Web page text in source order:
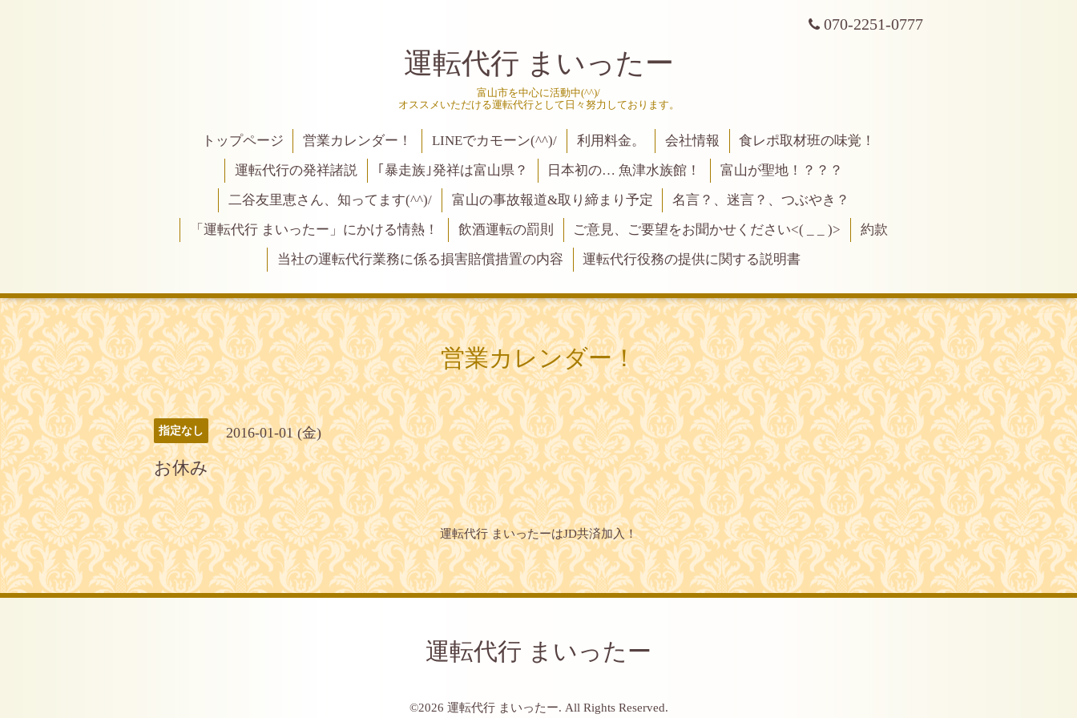
070-2251-0777
運転代行 まいったー
富山市を中心に活動中(^^)/
オススメいただける運転代行として日々努力しております。
トップページ 営業カレンダー！ LINEでカモーン(^^)/ 利用料金。 会社情報
食レポ取材班の味覚！
運転代行の発祥諸説
｢暴走族｣発祥は富山県？ 日本初の… 魚津水族館！
富山が聖地！？？？
二谷友里恵さん、知ってます(^^)/
富山の事故報道&取り締まり予定
名言？、迷言？、つぶやき？
「運転代行 まいったー」にかける情熱！
飲酒運転の罰則 ご意見、ご要望をお聞かせください<( _ _ )>
約款
当社の運転代行業務に係る損害賠償措置の内容
運転代行役務の提供に関する説明書
営業カレンダー！
指定なし 2016-01-01 (金)
お休み
運転代行 まいったーはJD共済加入！
運転代行 まいったー
©2026 運転代行 まいったー. All Rights Reserved.